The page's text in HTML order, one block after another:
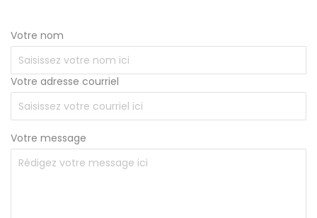
Votre nom
Votre adresse courriel
Votre message